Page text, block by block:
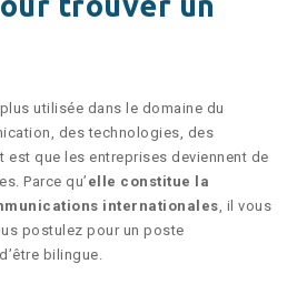
utilisée dans le domaine du
des technologies, des
est que les entreprises deviennent de
Parce qu’ elle constitue la
internationales, il vous
postulez pour un poste
bilingue.